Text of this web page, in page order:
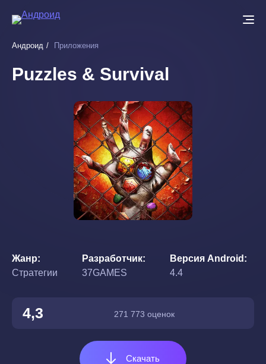
основному
Андроид Приложения
Puzzles & Survival
Жанр
Стратегии
Разработчик
37GAMES
Версия Android
4.4
4,3 271 773 оценок
Скачать